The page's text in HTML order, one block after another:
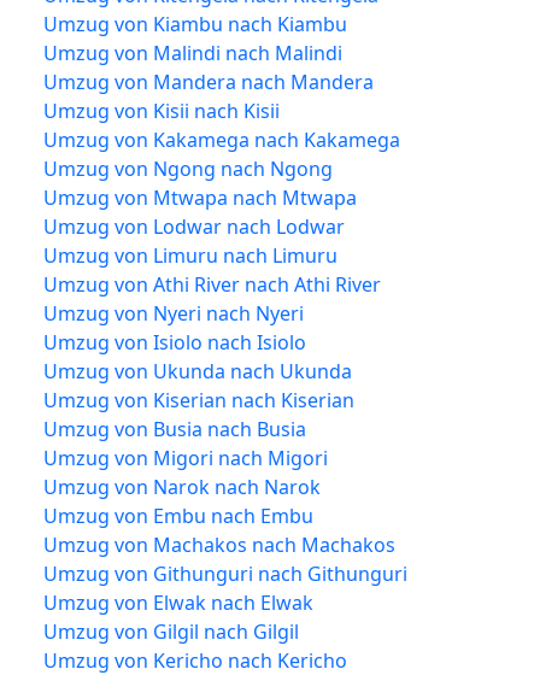
Umzug von Kiambu nach Kiambu
Umzug von Malindi nach Malindi
Umzug von Mandera nach Mandera
Umzug von Kisii nach Kisii
Umzug von Kakamega nach Kakamega
Umzug von Ngong nach Ngong
Umzug von Mtwapa nach Mtwapa
Umzug von Lodwar nach Lodwar
Umzug von Limuru nach Limuru
Umzug von Athi River nach Athi River
Umzug von Nyeri nach Nyeri
Umzug von Isiolo nach Isiolo
Umzug von Ukunda nach Ukunda
Umzug von Kiserian nach Kiserian
Umzug von Busia nach Busia
Umzug von Migori nach Migori
Umzug von Narok nach Narok
Umzug von Embu nach Embu
Umzug von Machakos nach Machakos
Umzug von Githunguri nach Githunguri
Umzug von Elwak nach Elwak
Umzug von Gilgil nach Gilgil
Umzug von Kericho nach Kericho